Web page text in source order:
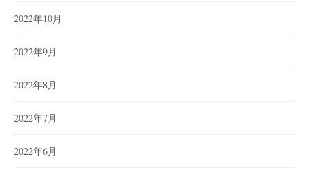
2022年10月
2022年9月
2022年8月
2022年7月
2022年6月